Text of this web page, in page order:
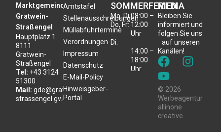
Marktgemeinde
Gratwein-
Straßengel
Hauptplatz 1
8111
Gratwein-
Straßengel
Tel: +43 3124
51300
Mail: gde@gratwein-
strassengel.gv.at
Amtstafel
Stellenausschreibungen
Müllabfuhrtermine
Verordnungen
Impressum
Datenschutz
E-Mail-Policy
Hinweisgeber-
Portal
SOMMERFERIEN
Mo, Di,
Do, Fr:
Di:
08:00 –
12:00
Uhr
14:00 –
18:00
Uhr
MEDIA
Bleiben Sie
informiert und
folgen Sie uns
auf unseren
Kanälen!
© 2026
Werbeagentur
allinone
creative